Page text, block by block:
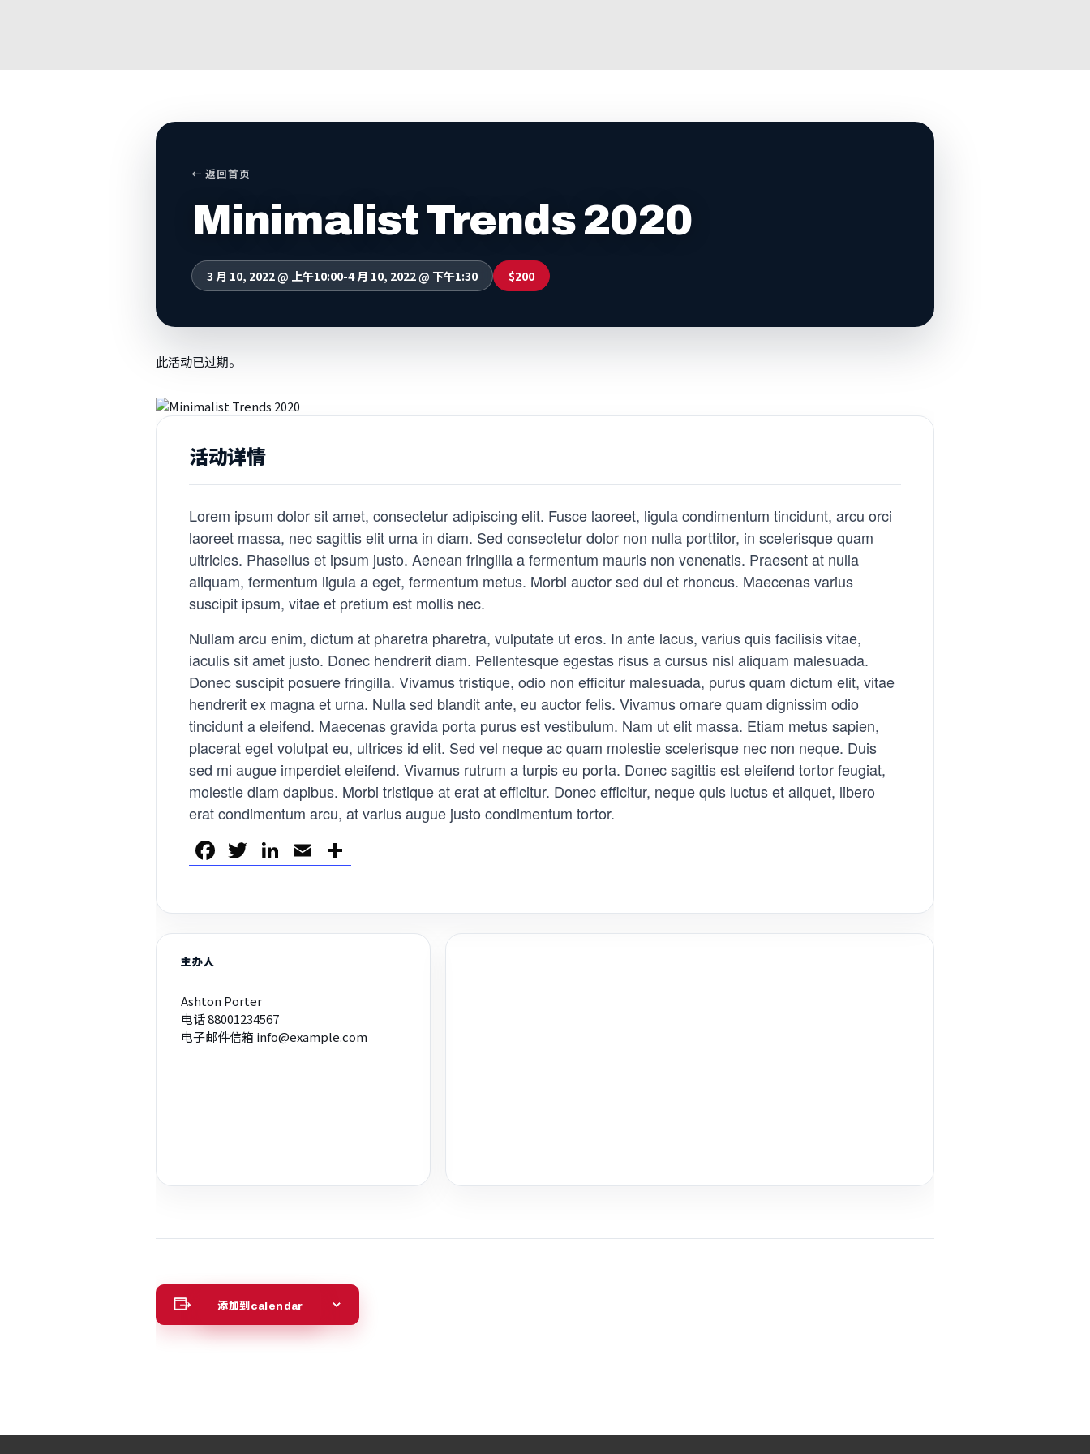
← 返回首页
Minimalist Trends 2020
3 月 10, 2022 @ 上午10:00-4 月 10, 2022 @ 下午1:30 $200
此活动已过期。
活动详情
Lorem ipsum dolor sit amet, consectetur adipiscing elit. Fusce laoreet, ligula condimentum tincidunt, arcu orci
laoreet massa, nec sagittis elit urna in diam. Sed consectetur dolor non nulla porttitor, in scelerisque quam
ultricies. Phasellus et ipsum justo. Aenean fringilla a fermentum mauris non venenatis. Praesent at nulla
aliquam, fermentum ligula a eget, fermentum metus. Morbi auctor sed dui et rhoncus. Maecenas varius
suscipit ipsum, vitae et pretium est mollis nec.
Nullam arcu enim, dictum at pharetra pharetra, vulputate ut eros. In ante lacus, varius quis facilisis vitae,
iaculis sit amet justo. Donec hendrerit diam. Pellentesque egestas risus a cursus nisl aliquam malesuada.
Donec suscipit posuere fringilla. Vivamus tristique, odio non efficitur malesuada, purus quam dictum elit, vitae
hendrerit ex magna et urna. Nulla sed blandit ante, eu auctor felis. Vivamus ornare quam dignissim odio
tincidunt a eleifend. Maecenas gravida porta purus est vestibulum. Nam ut elit massa. Etiam metus sapien,
placerat eget volutpat eu, ultrices id elit. Sed vel neque ac quam molestie scelerisque nec non neque. Duis
sed mi augue imperdiet eleifend. Vivamus rutrum a turpis eu porta. Donec sagittis est eleifend tortor feugiat,
molestie diam dapibus. Morbi tristique at erat at efficitur. Donec efficitur, neque quis luctus et aliquet, libero
erat condimentum arcu, at varius augue justo condimentum tortor.
F
a
c
e
o
o
k
T
wi
tt
er
Li
n
k
e
n
E
m
ail
享
主办人
Ashton Porter
电话88001234567
电子邮件信箱 info@example.com
添加到calendar